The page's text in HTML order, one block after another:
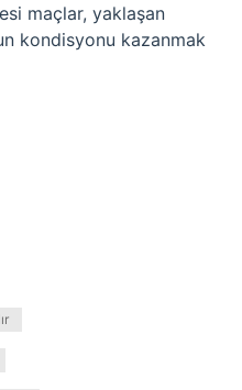
maçlar, yaklaşan
kondisyonu kazanmak